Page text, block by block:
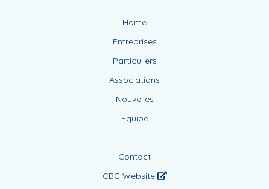
Home
Entreprises
Particuliers
Associations
Nouvelles
Equipe
Contact
CBC Website